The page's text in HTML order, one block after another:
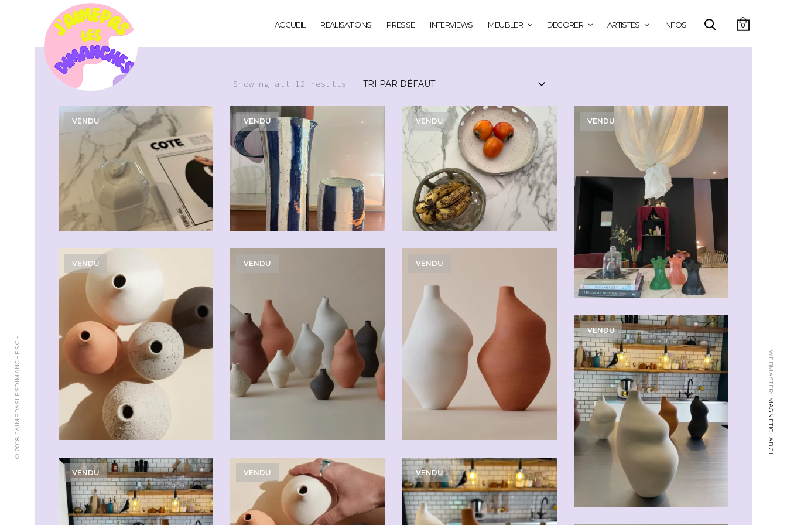
ACCUEIL REALISATIONS PRESSE INTERVIEWS MEUBLER DECORER ARTISTES INFOS 0
© 2018 JAIMEPASLESDIMANCHES.CH WEBMASTER:
MAGNETICLAB.CH
Showing all 12 results
VENDU VENDU VENDU VENDU
VENDU VENDU VENDU
VENDU
VENDU VENDU VENDU